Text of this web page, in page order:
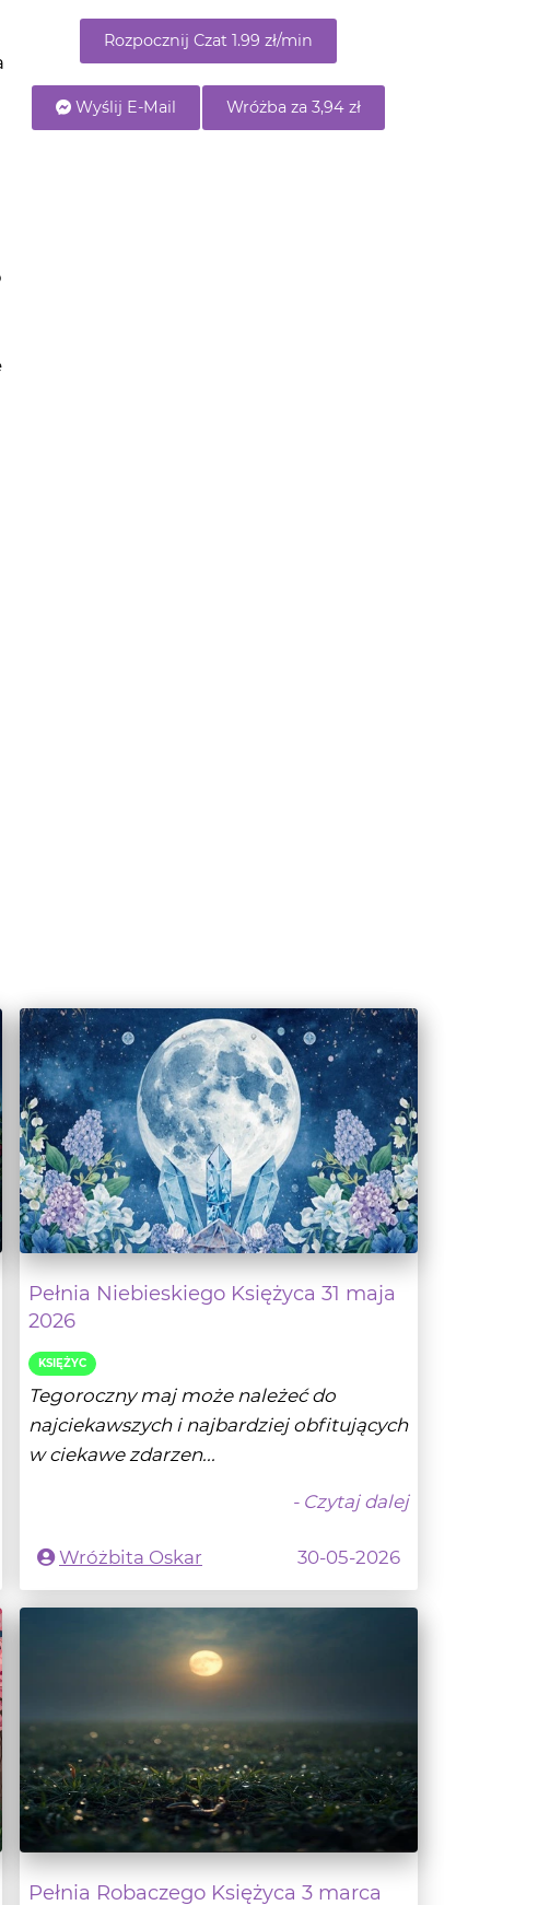
Wyślij E-Mail Wróżba za 3,94 zł
Pełnia Niebieskiego Księżyca 31 maja
2026
KSIĘŻYC
Tegoroczny maj może należeć do
najciekawszych i najbardziej obfitujących
w ciekawe zdarzen...
- Czytaj dalej
Pełnia Robaczego Księżyca 3 marca
2026
KSIĘŻYC